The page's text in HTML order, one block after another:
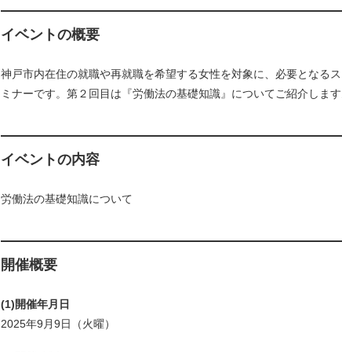
イベントの概要
神戸市内在住の就職や再就職を希望する女性を対象に、必要となる
ミナーです。第２回目は『労働法の基礎知識』についてご紹介します
イベントの内容
労働法の基礎知識について
開催概要
(1)開催年月日
2025年9月9日（火曜）